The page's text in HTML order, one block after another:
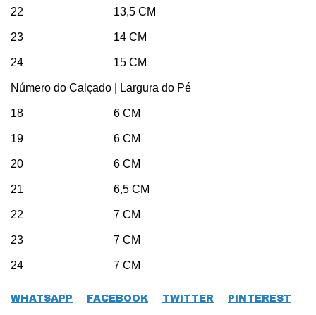
22 13,5 CM
23 14 CM
24 15 CM
Número do Calçado | Largura do Pé
18 6 CM
19 6 CM
20 6 CM
21 6,5 CM
22 7 CM
23 7 CM
24 7 CM
WHATSAPP FACEBOOK TWITTER PINTEREST